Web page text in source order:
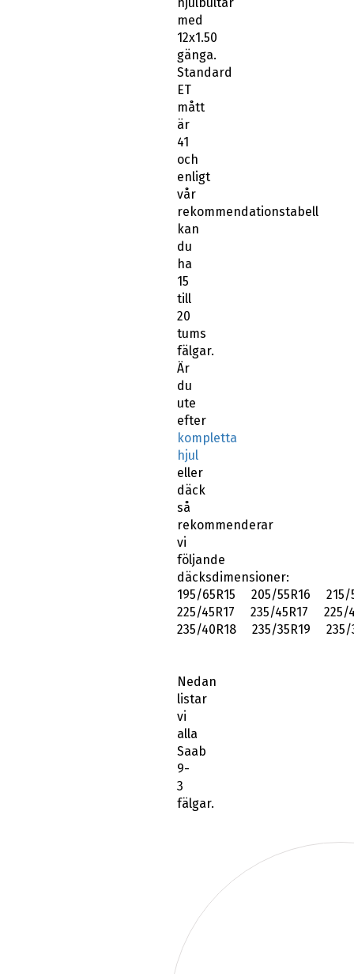
med
12x1.50
gänga.
Standard
ET
mått
är
41
och
enligt
vår
rekommendationstabell
kan
du
ha
15
till
20
tums
fälgar.
Är
du
ute
efter
kompletta
hjul
eller
däck
så
rekommenderar
vi
följande
däcksdimensioner:
195/65R15 205/55R16 215/
225/45R17 235/45R17 225/
235/40R18 235/35R19 235/
Nedan
listar
vi
alla
Saab
9-
3
fälgar.